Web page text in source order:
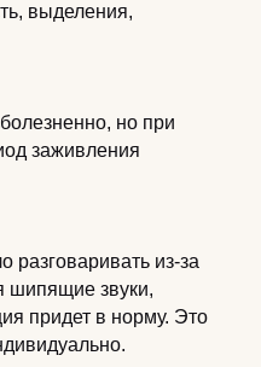
выделения,
но при
заживления
разговаривать из-за
шипящие звуки,
придет в норму. Это